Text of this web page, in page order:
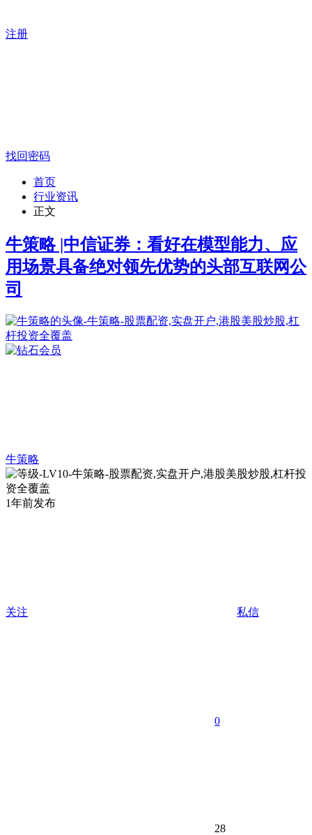
注册
找回密码
首页
行业资讯
正文
牛策略 |中信证券：看好在模型能力、应
用场景具备绝对领先优势的头部互联网公
司
牛策略
1年前发布
关注 私信
0
28